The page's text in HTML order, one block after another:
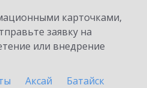
карточками,
заявку на
или внедрение
Аксай
Батайск